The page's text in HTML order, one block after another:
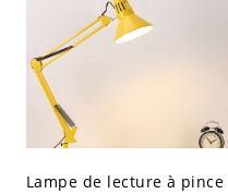
Lampe de lecture à pince